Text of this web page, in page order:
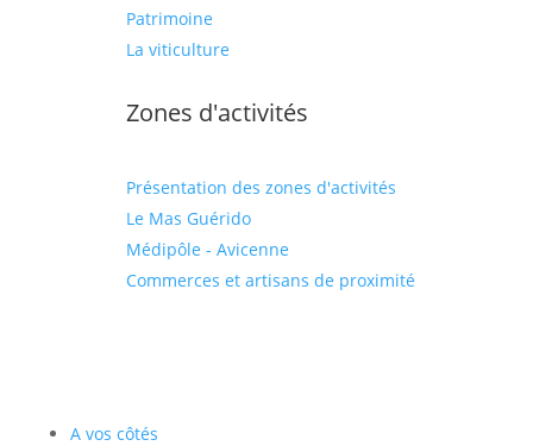
Patrimoine
La viticulture
Zones d'activités
Présentation des zones d'activités
Le Mas Guérido
Médipôle - Avicenne
Commerces et artisans de proximité
A vos côtés